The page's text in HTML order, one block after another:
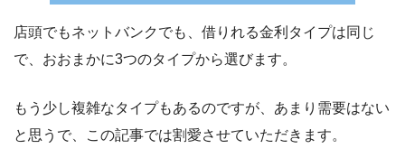
店頭でもネットバンクでも、借りれる金利タイプは同じ
で、おおまかに3つのタイプから選びます。
もう少し複雑なタイプもあるのですが、あまり需要はない
と思うで、この記事では割愛させていただきます。